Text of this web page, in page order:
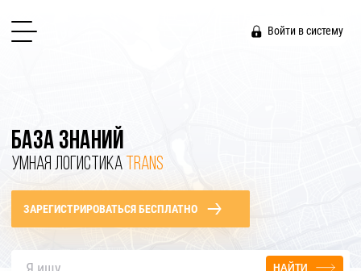
Войти в систему
БАЗА ЗНАНИЙ
УМНАЯ ЛОГИСТИКА TRANS
ЗАРЕГИСТРИРОВАТЬСЯ БЕСПЛАТНО
НАЙТИ